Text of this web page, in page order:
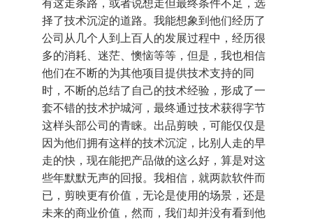
有这走条路，或者说想走但最终条件不足，选
择了技术沉淀的道路。我能想象到他们经历了
公司从几个人到上百人的发展过程中，经历很
多的消耗、迷茫、懊恼等等，但是，我也相信
他们在不断的为其他项目提供技术支持的同
时，不断的总结了自己的技术经验，形成了一
套不错的技术护城河，最终通过技术获得字节
这样头部公司的青睐。出品剪映，可能仅仅是
因为他们拥有这样的技术沉淀，比别人走的早
走的快，现在能把产品做的这么好，算是对这
些年默默无声的回报。我相信，就两款软件而
已，剪映更有价值，无论是使用的场景，还是
未来的商业价值，然而，我们却并没有看到他